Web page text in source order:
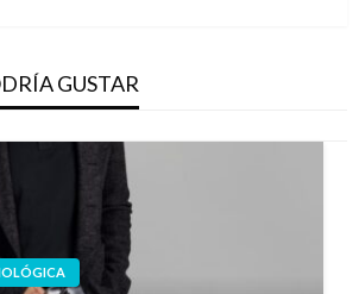
GUSTAR